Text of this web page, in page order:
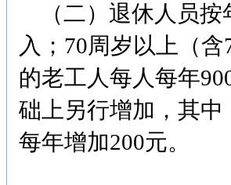
（二）退休人员按
入；70周岁以上（
的老工人每人每年
础上另行增加，其
每年增加200元。